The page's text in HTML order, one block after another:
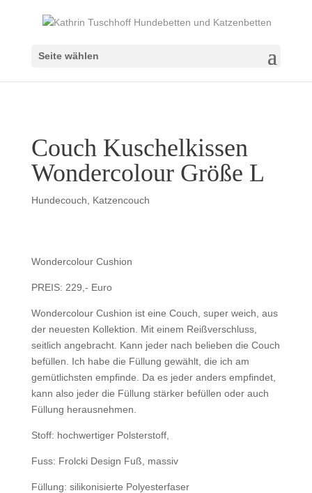
Seite wählen
Couch Kuschelkissen
Wondercolour Größe L
Hundecouch Katzencouch
Wondercolour Cushion
PREIS: 229,- Euro
Wondercolour Cushion ist eine Couch, super weich, aus
der neuesten Kollektion. Mit einem Reißverschluss,
seitlich angebracht. Kann jeder nach belieben die Couch
befüllen. Ich habe die Füllung gewählt, die ich am
gemütlichsten empfinde. Da es jeder anders empfindet,
kann also jeder die Füllung stärker befüllen oder auch
Füllung herausnehmen.
Stoff: hochwertiger Polsterstoff,
Fuss: Frolcki Design Fuß, massiv
Füllung: silikonisierte Polyesterfaser